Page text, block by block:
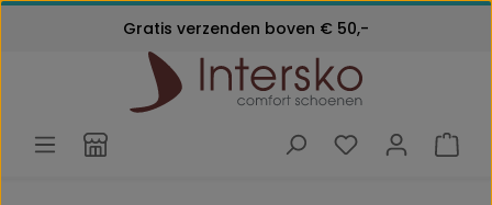
Ga naar de hoofdinhoud
24 maanden garantie
Klantenservice: 072 - 571 79 79
Gratis verzenden boven € 50,-